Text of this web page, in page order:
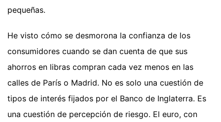
pequeñas.
He visto cómo se desmorona la confianza de los
consumidores cuando se dan cuenta de que sus
ahorros en libras compran cada vez menos en las
calles de París o Madrid. No es solo una cuestión de
tipos de interés fijados por el Banco de Inglaterra. Es
una cuestión de percepción de riesgo. El euro, con